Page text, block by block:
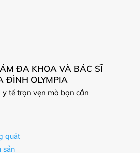
ĐA KHOA VÀ BÁC SĨ
ĐÌNH OLYMPIA
y tế trọn vẹn mà bạn cần
quát
sản